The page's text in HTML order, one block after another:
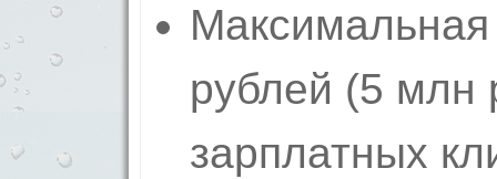
рублей (5 млн
зарплатных